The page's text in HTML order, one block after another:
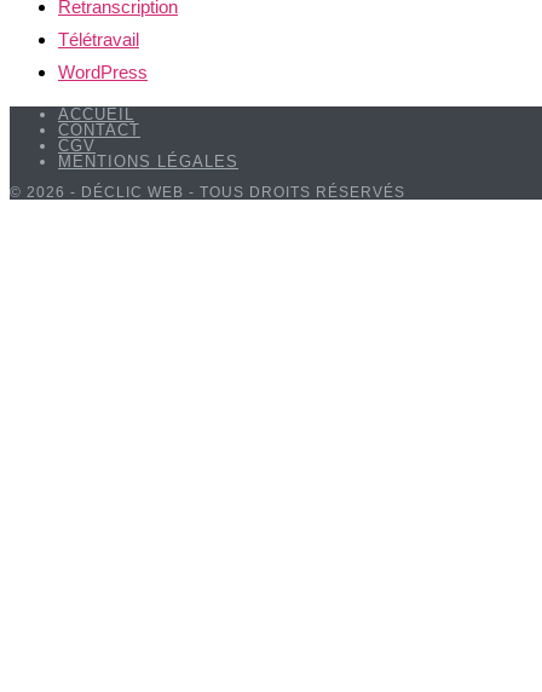
Retranscription
Télétravail
WordPress
ACCUEIL
CONTACT
CGV
MENTIONS LÉGALES
© 2026 - DÉCLIC WEB - TOUS DROITS RÉSERVÉS